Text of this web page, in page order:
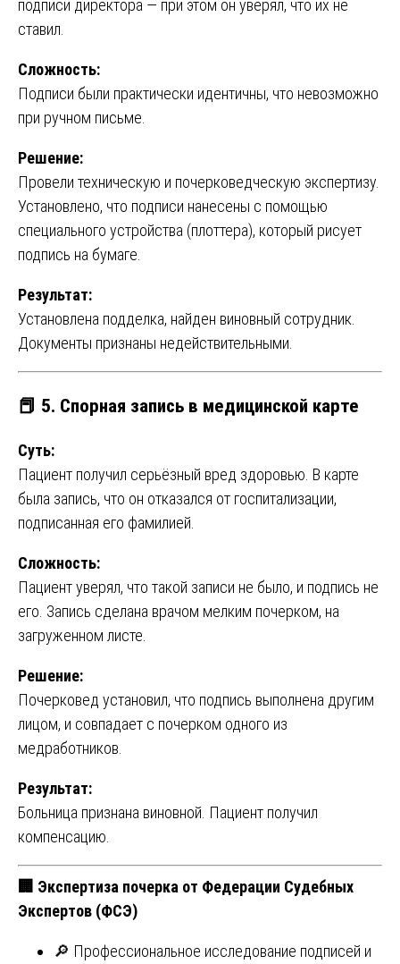
подписи директора — при этом он уверял, что их не
ставил.
Сложность:
Подписи были практически идентичны, что невозможно
при ручном письме.
Решение:
Провели техническую и почерковедческую экспертизу.
Установлено, что подписи нанесены с помощью
специального устройства (плоттера), который рисует
подпись на бумаге.
Результат:
Установлена подделка, найден виновный сотрудник.
Документы признаны недействительными.
📕 5. Спорная запись в медицинской карте
Суть:
Пациент получил серьёзный вред здоровью. В карте
была запись, что он отказался от госпитализации,
подписанная его фамилией.
Сложность:
Пациент уверял, что такой записи не было, и подпись не
его. Запись сделана врачом мелким почерком, на
загруженном листе.
Решение:
Почерковед установил, что подпись выполнена другим
лицом, и совпадает с почерком одного из
медработников.
Результат:
Больница признана виновной. Пациент получил
компенсацию.
🏢 Экспертиза почерка от Федерации Судебных
Экспертов (ФСЭ)
🔎 Профессиональное исследование подписей и